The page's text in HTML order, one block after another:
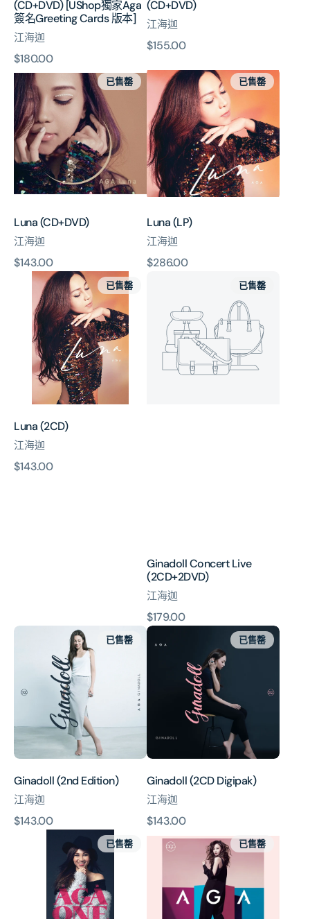
Greeting
Cards
版
本]
(CD+DVD) [UShop獨家Aga
簽名Greeting Cards 版本]
江海迦
原
價
$180.00
(CD+DVD)
江海迦
原
$155.00
Luna
(CD+DVD)
已售罄
Luna (CD+DVD)
江海迦
原
$143.00
Luna
(LP)
已售罄
Luna (LP)
江海迦
原
$286.00
Luna
(2CD)
已售罄
Luna (2CD)
江海迦
原
$143.00
(2CD+2DVD)
已售罄
Ginadoll Concert Live
(2CD+2DVD)
江海迦
原
價
$179.00
Ginadoll
Edition)
已售罄
Ginadoll (2nd Edition)
江海迦
原
$143.00
Ginadoll
(2CD
Digipak)
已售罄
Ginadoll (2CD Digipak)
江海迦
原
價
$143.00
已售罄
AGA
已售罄